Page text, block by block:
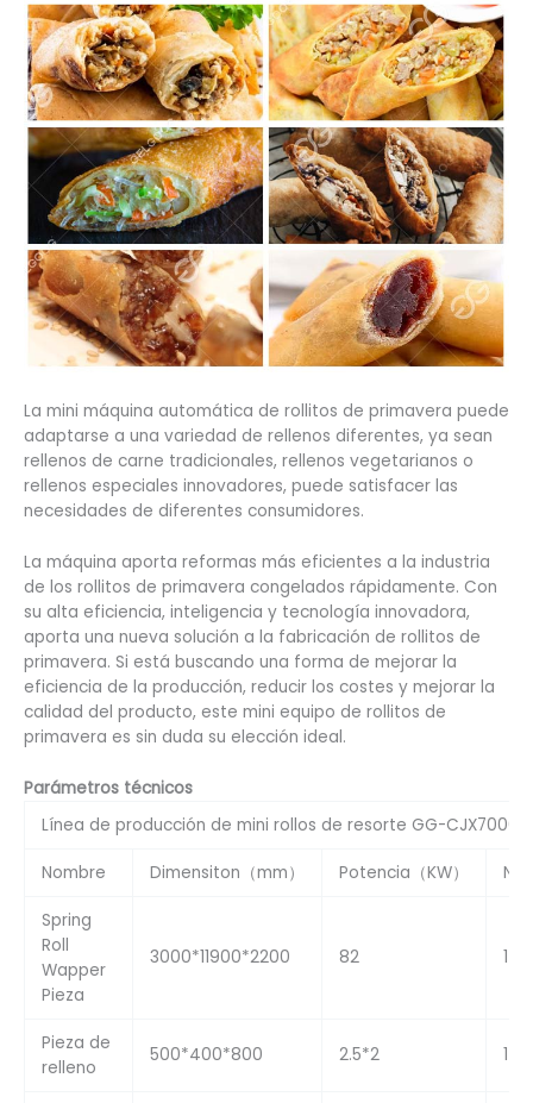
La mini máquina automática de rollitos de primavera puede
adaptarse a una variedad de rellenos diferentes, ya sean
rellenos de carne tradicionales, rellenos vegetarianos o
rellenos especiales innovadores, puede satisfacer las
necesidades de diferentes consumidores.
La máquina aporta reformas más eficientes a la industria
de los rollitos de primavera congelados rápidamente. Con
su alta eficiencia, inteligencia y tecnología innovadora,
aporta una nueva solución a la fabricación de rollitos de
primavera. Si está buscando una forma de mejorar la
eficiencia de la producción, reducir los costes y mejorar la
calidad del producto, este mini equipo de rollitos de
primavera es sin duda su elección ideal.
Parámetros técnicos
Línea de producción de mini rollos de resorte GG-CJX7000
Nombre Dimensiton（mm） Potencia（KW） No.
Spring
Roll
Wapper
Pieza
3000*11900*2200 82 1
Pieza de
relleno
500*400*800 2.5*2 1